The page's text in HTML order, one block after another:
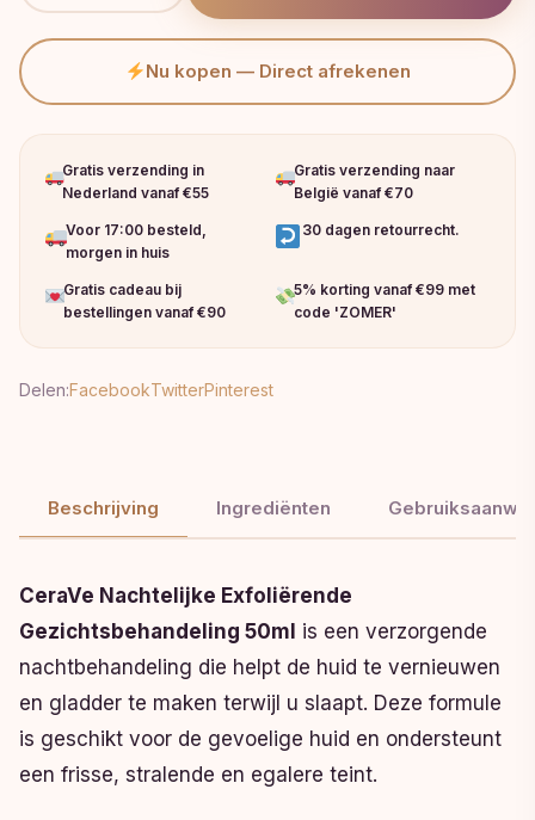
Nu kopen — Direct afrekenen
Gratis verzending in
Nederland vanaf €55
Gratis verzending naar
België vanaf €70
Voor 17:00 besteld,
morgen in huis
30 dagen retourrecht.
Gratis cadeau bij
bestellingen vanaf €90
5% korting vanaf €99 met
code 'ZOMER'
Delen:FacebookTwitterPinterest
Beschrijving Ingrediënten
CeraVe Nachtelijke Exfoliërende
Gezichtsbehandeling 50ml is een verzorgende
nachtbehandeling die helpt de huid te vernieuwen
en gladder te maken terwijl u slaapt. Deze formule
is geschikt voor de gevoelige huid en ondersteunt
een frisse, stralende en egalere teint.